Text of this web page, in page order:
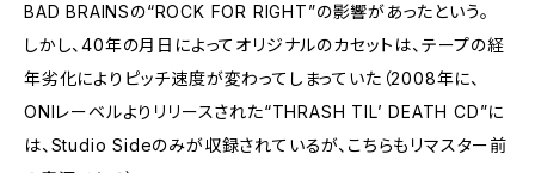
BAD BRAINSの“ROCK FOR RIGHT”の影響があったという。
しかし、40年の月日によってオリジナルのカセットは、テープの経
年劣化によりピッチ速度が変わってしまっていた（2008年に、
ONIレーベルよりリリースされた“THRASH TIL’ DEATH CD”に
は、Studio Sideのみが収録されているが、こちらもリマスター前